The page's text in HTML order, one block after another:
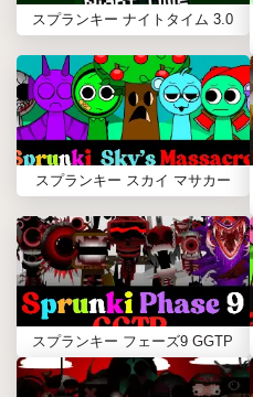
スプランキー ナイトタイム 3.0
スプランキー スカイ マサカー
スプランキー フェーズ9 GGTP